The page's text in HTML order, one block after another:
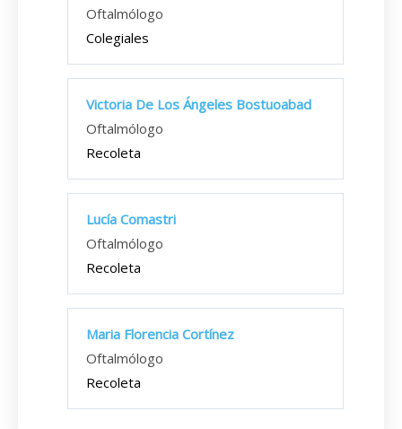
Oftalmólogo
Colegiales
Victoria De Los Ángeles Bostuoabad
Oftalmólogo
Recoleta
Lucía Comastri
Oftalmólogo
Recoleta
Maria Florencia Cortínez
Oftalmólogo
Recoleta